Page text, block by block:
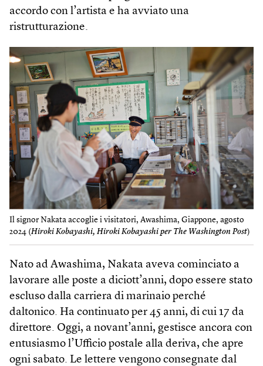
accordo con l’artista e ha avviato una
ristrutturazione.
Il signor Nakata accoglie i visitatori, Awashima, Giappone, agosto
2024 (Hiroki Kobayashi, Hiroki Kobayashi per The Washington Post)
Nato ad Awashima, Nakata aveva cominciato a
lavorare alle poste a diciott’anni, dopo essere stato
escluso dalla carriera di marinaio perché
daltonico. Ha continuato per 45 anni, di cui 17 da
direttore. Oggi, a novant’anni, gestisce ancora con
entusiasmo l’Ufficio postale alla deriva, che apre
ogni sabato. Le lettere vengono consegnate dal